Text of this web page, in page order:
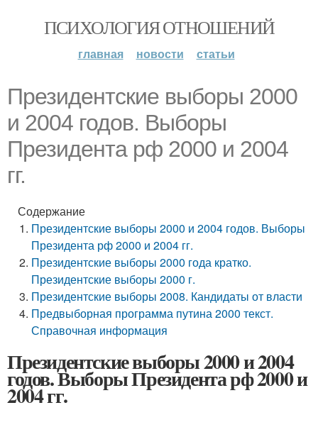
ПСИХОЛОГИЯ ОТНОШЕНИЙ
главная новости статьи
Президентские выборы 2000
и 2004 годов. Выборы
Президента рф 2000 и 2004
гг.
Содержание
Президентские выборы 2000 и 2004 годов. Выборы
Президента рф 2000 и 2004 гг.
Президентские выборы 2000 года кратко.
Президентские выборы 2000 г.
Президентские выборы 2008. Кандидаты от власти
Предвыборная программа путина 2000 текст.
Справочная информация
Президентские выборы 2000 и 2004
годов. Выборы Президента рф 2000 и
2004 гг.